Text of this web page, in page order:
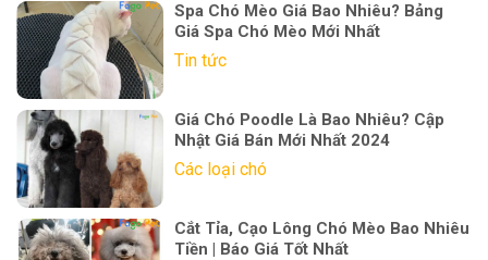
Spa Chó Mèo Giá Bao Nhiêu? Bảng
Giá Spa Chó Mèo Mới Nhất
Tin tức
Giá Chó Poodle Là Bao Nhiêu? Cập
Nhật Giá Bán Mới Nhất 2024
Các loại chó
Cắt Tỉa, Cạo Lông Chó Mèo Bao Nhiêu
Tiền | Báo Giá Tốt Nhất